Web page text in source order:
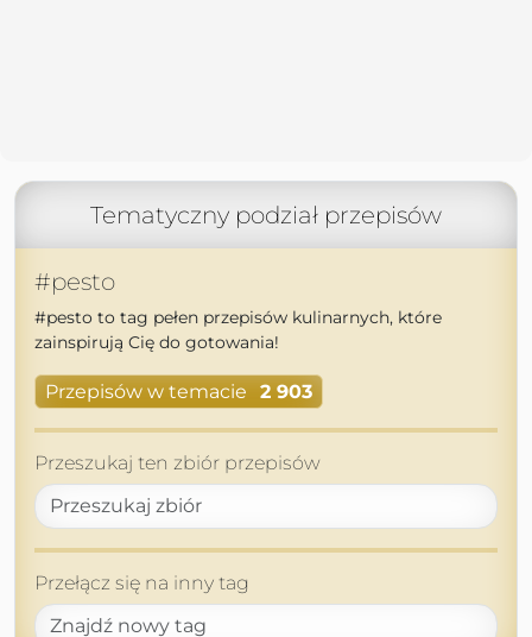
Tematyczny podział przepisów
#pesto
#pesto to tag pełen przepisów kulinarnych, które
zainspirują Cię do gotowania!
Przepisów w temacie 2 903
Przeszukaj ten zbiór przepisów
Przełącz się na inny tag